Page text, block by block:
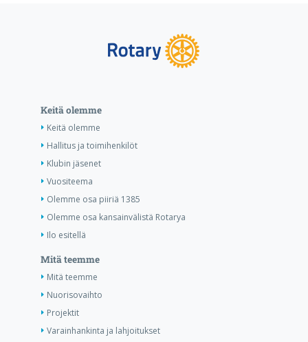
Keitä olemme
Keitä olemme
Hallitus ja toimihenkilöt
Klubin jäsenet
Vuositeema
Olemme osa piiriä 1385
Olemme osa kansainvälistä Rotarya
Ilo esitellä
Mitä teemme
Mitä teemme
Nuorisovaihto
Projektit
Varainhankinta ja lahjoitukset